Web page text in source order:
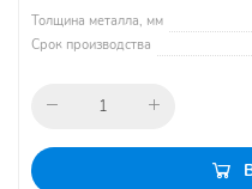
Толщина металла, мм
Срок производства